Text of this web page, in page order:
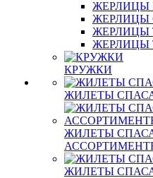
ЖЕРЛИЦЫ
ЖЕРЛИЦЫ
ЖЕРЛИЦЫ
ЖЕРЛИЦЫ
КРУЖКИ
ЖИЛЕТЫ
ЖИЛЕТЫ
ЖИЛЕТЫ